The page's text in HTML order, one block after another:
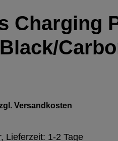
Charging
Versandkosten
Lieferzeit: 1-2 Tage